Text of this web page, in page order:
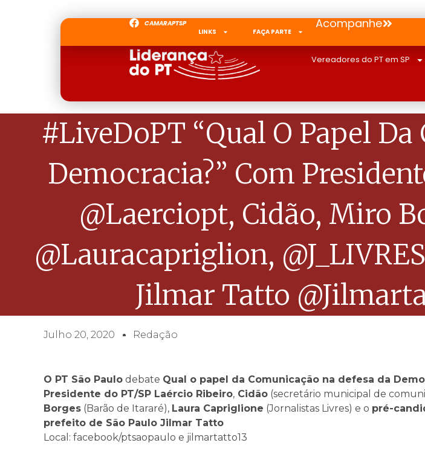
CAMARAPTSP
LINKS
FAÇA PARTE
Acompanhe
Vereadores do PT em SP
#LiveDoPT “Qual O Papel
Democracia?” Com
@laerciopt, Cidão, Miro
@lauracapriglion,
Jilmar Tatto
Julho 20, 2020 Redação
O PT São Paulo debate Qual o papel da Comunicação na defesa da
Presidente do PT/SP Laércio Ribeiro, Cidão (secretário municipal de
Borges (Barão de Itararé), Laura Capriglione (Jornalistas Livres) e o pré-
prefeito de São Paulo Jilmar Tatto
Local: facebook/ptsaopaulo e jilmartatto13